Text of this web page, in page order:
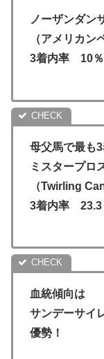
ノーザンダン
（アメリカン
3着内率 10％
母父馬で最も
ミスタープロ
（Twirling
3着内率 23.3
血統傾向は
サンデーサイ
優勢！